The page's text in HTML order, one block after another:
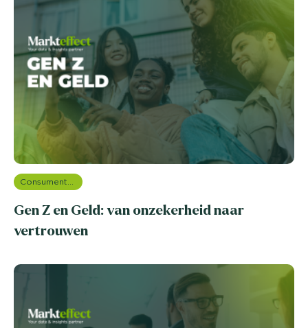
Consumentenonderzoek
Gen Z en Geld: van onzekerheid naar
vertrouwen